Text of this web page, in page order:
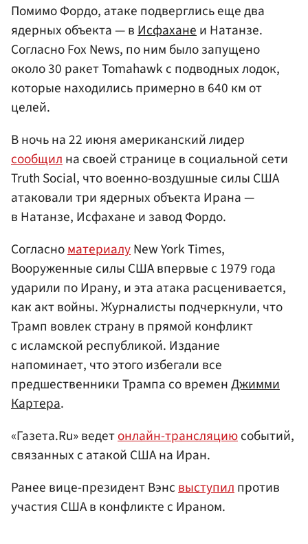
Помимо Фордо, атаке подверглись еще два
ядерных объекта — в Исфахане и Натанзе.
Согласно Fox News, по ним было запущено
около 30 ракет Tomahawk с подводных лодок,
которые находились примерно в 640 км от
целей.
В ночь на 22 июня американский лидер
сообщилна своей странице в социальной сети
Truth Social, что военно-воздушные силы США
атаковали три ядерных объекта Ирана —
в Натанзе, Исфахане и завод Фордо.
СогласноматериалуNew York Times,
Вооруженные силы США впервые с 1979 года
ударили по Ирану, и эта атака расценивается,
как акт войны. Журналисты подчеркнули, что
Трамп вовлек страну в прямой конфликт
с исламской республикой. Издание
напоминает, что этого избегали все
предшественники Трампа со временДжимми
Картера.
«Газета.Ru» ведетонлайн-трансляциюсобытий,
связанных с атакой США на Иран.
Ранее вице-президент Вэнсвыступилпротив
участия США в конфликте с Ираном.